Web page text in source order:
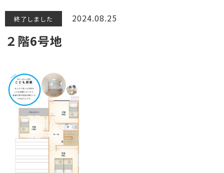
終了しました 2024.08.25
２階6号地